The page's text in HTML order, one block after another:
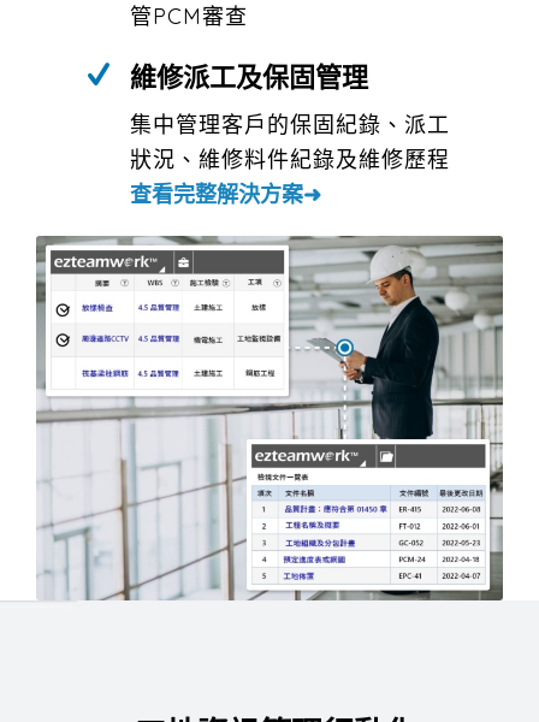
管PCM審查
維修派工及保固管理
集中管理客戶的保固紀錄、派工
狀況、維修料件紀錄及維修歷程
查看完整解決方案➜